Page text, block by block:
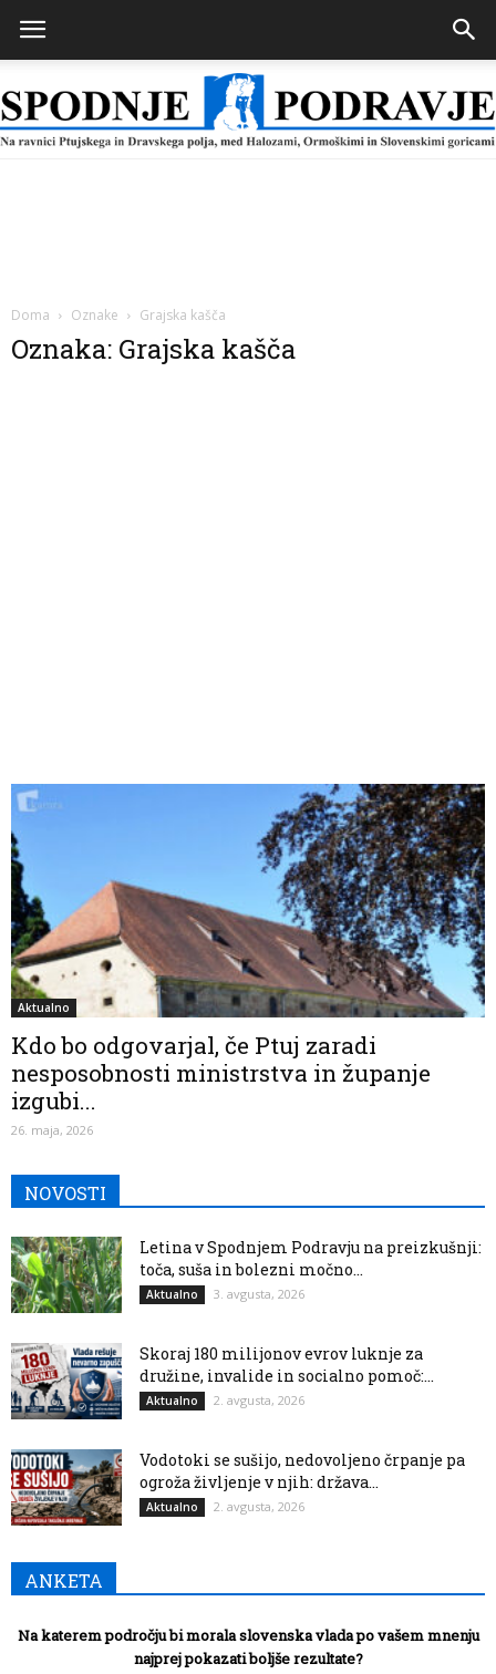
Doma Oznake Grajska kašča
Oznaka: Grajska kašča
Aktualno
Kdo bo odgovarjal, če Ptuj zaradi
nesposobnosti ministrstva in županje
izgubi...
26. maja, 2026
NOVOSTI
Letina v Spodnjem Podravju na preizkušnji:
toča, suša in bolezni močno...
Aktualno 3. avgusta, 2026
Skoraj 180 milijonov evrov luknje za
družine, invalide in socialno pomoč:...
Aktualno 2. avgusta, 2026
Vodotoki se sušijo, nedovoljeno črpanje pa
ogroža življenje v njih: država...
Aktualno 2. avgusta, 2026
ANKETA
Na katerem področju bi morala slovenska vlada po vašem mnenju
najprej pokazati boljše rezultate?